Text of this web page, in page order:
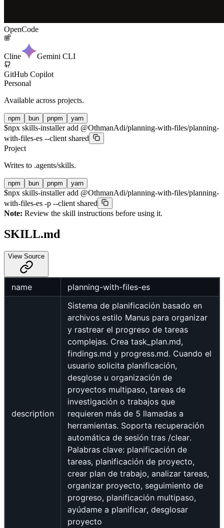
OpenCode
Cline Gemini CLI
GitHub Copilot
Personal
Available across projects.
npm bun pnpm yarn
$npx skills-installer add @OthmanAdi/planning-with-files/planning-
with-files-es --client shared
Project
Writes to .agents/skills.
npm bun pnpm yarn
$npx skills-installer add @OthmanAdi/planning-with-files/planning-
with-files-es -p --client shared
Note: Review the skill instructions before using it.
SKILL.md
View Source
name planning-with-files-es
description
Sistema de planificación basado en
archivos estilo Manus para organizar
y rastrear el progreso de tareas
complejas. Crea task_plan.md,
findings.md y progress.md. Cuando el
usuario solicita planificación,
desglose u organización de
proyectos multipaso, tareas de
investigación o trabajos que
requieren más de 5 llamadas a
herramientas. Soporta recuperación
automática de sesión tras /clear.
Palabras clave: planificación de
tareas, planificación de proyecto,
crear plan de trabajo, analizar tareas,
organizar proyecto, seguimiento de
progreso, planificación multipaso,
ayúdame a planificar, desglosar
proyecto